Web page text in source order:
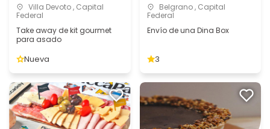
Villa Devoto , Capital
Federal
Take away de kit gourmet
para asado
Nueva
Belgrano , Capital
Federal
Envío de una Dina Box
3